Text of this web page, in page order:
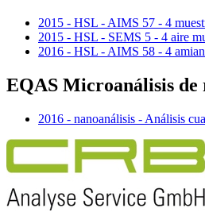
2015 - HSL - AIMS 57 - 4
2015 - HSL - SEMS 5 - 4 aire
2016 - HSL - AIMS 58 - 4
EQAS Microanálisis de
2016 - nanoanálisis - Análisis